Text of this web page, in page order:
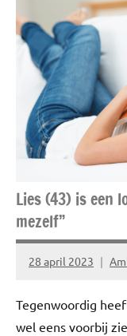
Interview
Lifestyle
Relatie
Story's
Lies (43) is een
mezelf”
28 april 2023
Geen
Tegenwoordig
wel eens voorbij